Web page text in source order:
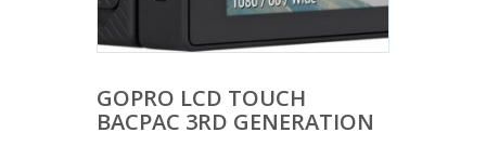
GOPRO LCD TOUCH
BACPAC 3RD GENERATION